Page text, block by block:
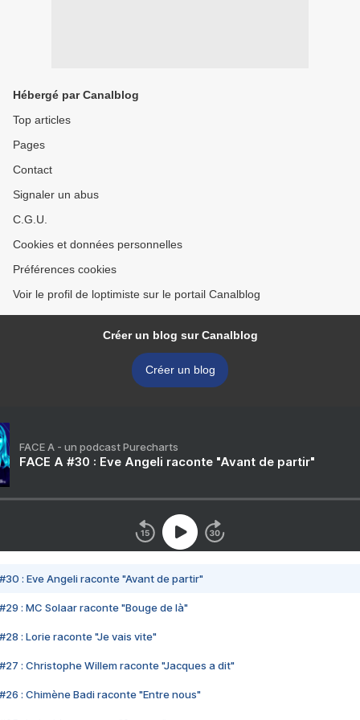
Hébergé par Canalblog
Top articles
Pages
Contact
Signaler un abus
C.G.U.
Cookies et données personnelles
Préférences cookies
Voir le profil de loptimiste sur le portail Canalblog
Créer un blog sur Canalblog
Créer un blog
FACE A - un podcast Purecharts
FACE A #30 : Eve Angeli raconte "Avant de partir"
#30 : Eve Angeli raconte "Avant de partir"
#29 : MC Solaar raconte "Bouge de là"
#28 : Lorie raconte "Je vais vite"
#27 : Christophe Willem raconte "Jacques a dit"
#26 : Chimène Badi raconte "Entre nous"